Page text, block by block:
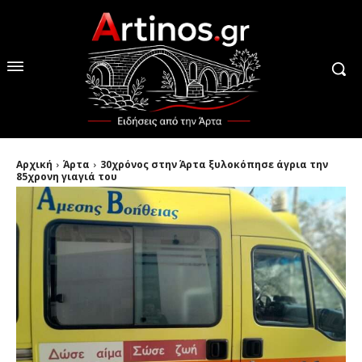
Αρχική Άρτα
30χρόνος στην Άρτα ξυλοκόπησε άγρια την
85χρονη γιαγιά του